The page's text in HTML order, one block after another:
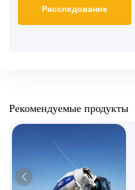
Рекомендуемые продукты